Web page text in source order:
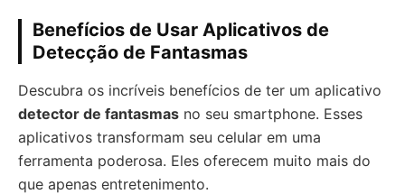
Benefícios de Usar Aplicativos de
Detecção de Fantasmas
Descubra os incríveis benefícios de ter um aplicativo
detector de fantasmas no seu smartphone. Esses
aplicativos transformam seu celular em uma
ferramenta poderosa. Eles oferecem muito mais do
que apenas entretenimento.